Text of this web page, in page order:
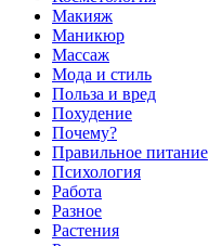
Макияж
Маникюр
Массаж
Мода и стиль
Польза и вред
Похудение
Почему?
Правильное питание
Психология
Работа
Разное
Растения